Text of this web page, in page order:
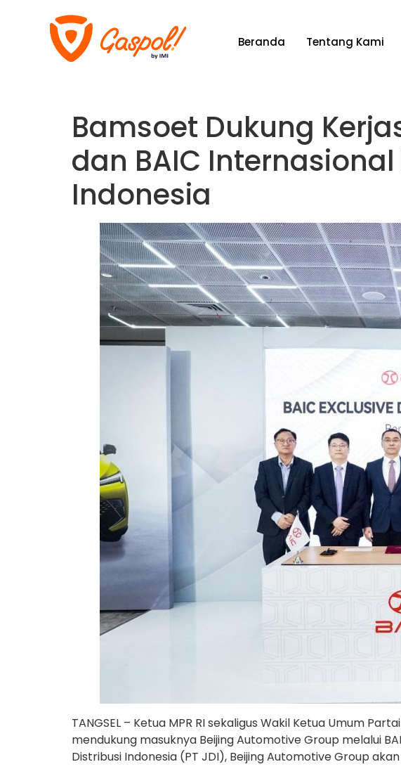
Beranda Tentang Kami
Bamsoet Dukung
dan BAIC
Indonesia
TANGSEL – Ketua MPR RI sekaligus Wakil Ketua Umum
mendukung masuknya Beijing Automotive Group melalui
Distribusi Indonesia (PT JDI), Beijing Automotive Group